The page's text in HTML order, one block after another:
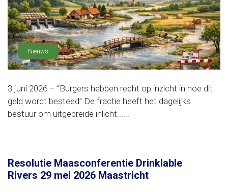
Nieuws
3 juni 2026 – “Burgers hebben recht op inzicht in hoe dit
geld wordt besteed” De fractie heeft het dagelijks
bestuur om uitgebreide inlicht......
Resolutie Maasconferentie Drinklable
Rivers 29 mei 2026 Maastricht